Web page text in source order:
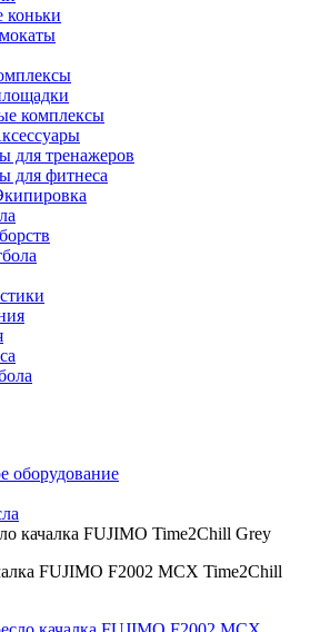
коньки
комплексы
для тренажеров
для фитнеса
оборудование
качалка FUJIMO Time2Chill Grey
FUJIMO F2002 МСX Time2Chill